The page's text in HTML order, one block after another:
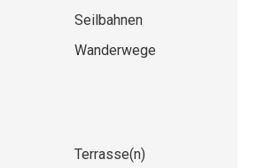
Seilbahnen
Wanderwege
Terrasse(n)